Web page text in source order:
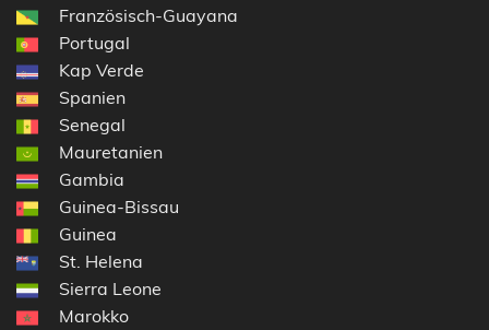
Französisch-Guayana
Portugal
Kap Verde
Spanien
Senegal
Mauretanien
Gambia
Guinea-Bissau
Guinea
St. Helena
Sierra Leone
Marokko